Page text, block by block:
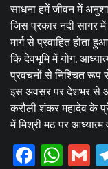
साधना हमें जीवन में
जिस प्रकार नदी सागर
मार्ग से प्रवाहित होता
कि देवभूमि में योग,
प्रवचनों से निश्चित रूप
इस अवसर पर देशभर से
करौली शंकर महादेव के
में मिश्री मठ पर